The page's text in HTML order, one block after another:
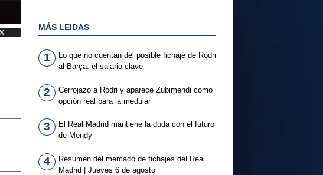
MÁS LEIDAS
1
Lo que no cuentan del posible fichaje de Rodri
al Barça: el salario clave
2
Cerrojazo a Rodri y aparece Zubimendi como
opción real para la medular
3
El Real Madrid mantiene la duda con el futuro
de Mendy
4
Resumen del mercado de fichajes del Real
Madrid | Jueves 6 de agosto